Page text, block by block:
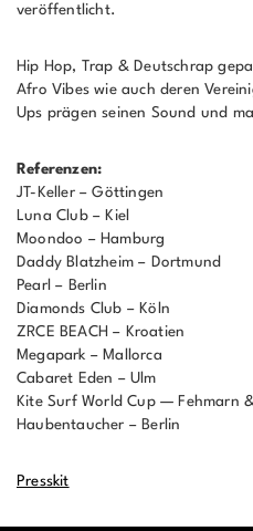
veröffentlicht.
Hip Hop, Trap & Deutschrap
Afro Vibes wie auch deren
Ups prägen seinen Sound und
Referenzen:
JT-Keller – Göttingen
Luna Club – Kiel
Moondoo – Hamburg
Daddy Blatzheim – Dortmund
Pearl – Berlin
Diamonds Club – Köln
ZRCE BEACH – Kroatien
Megapark – Mallorca
Cabaret Eden – Ulm
Kite Surf World Cup — Fehmarn
Haubentaucher – Berlin
Presskit